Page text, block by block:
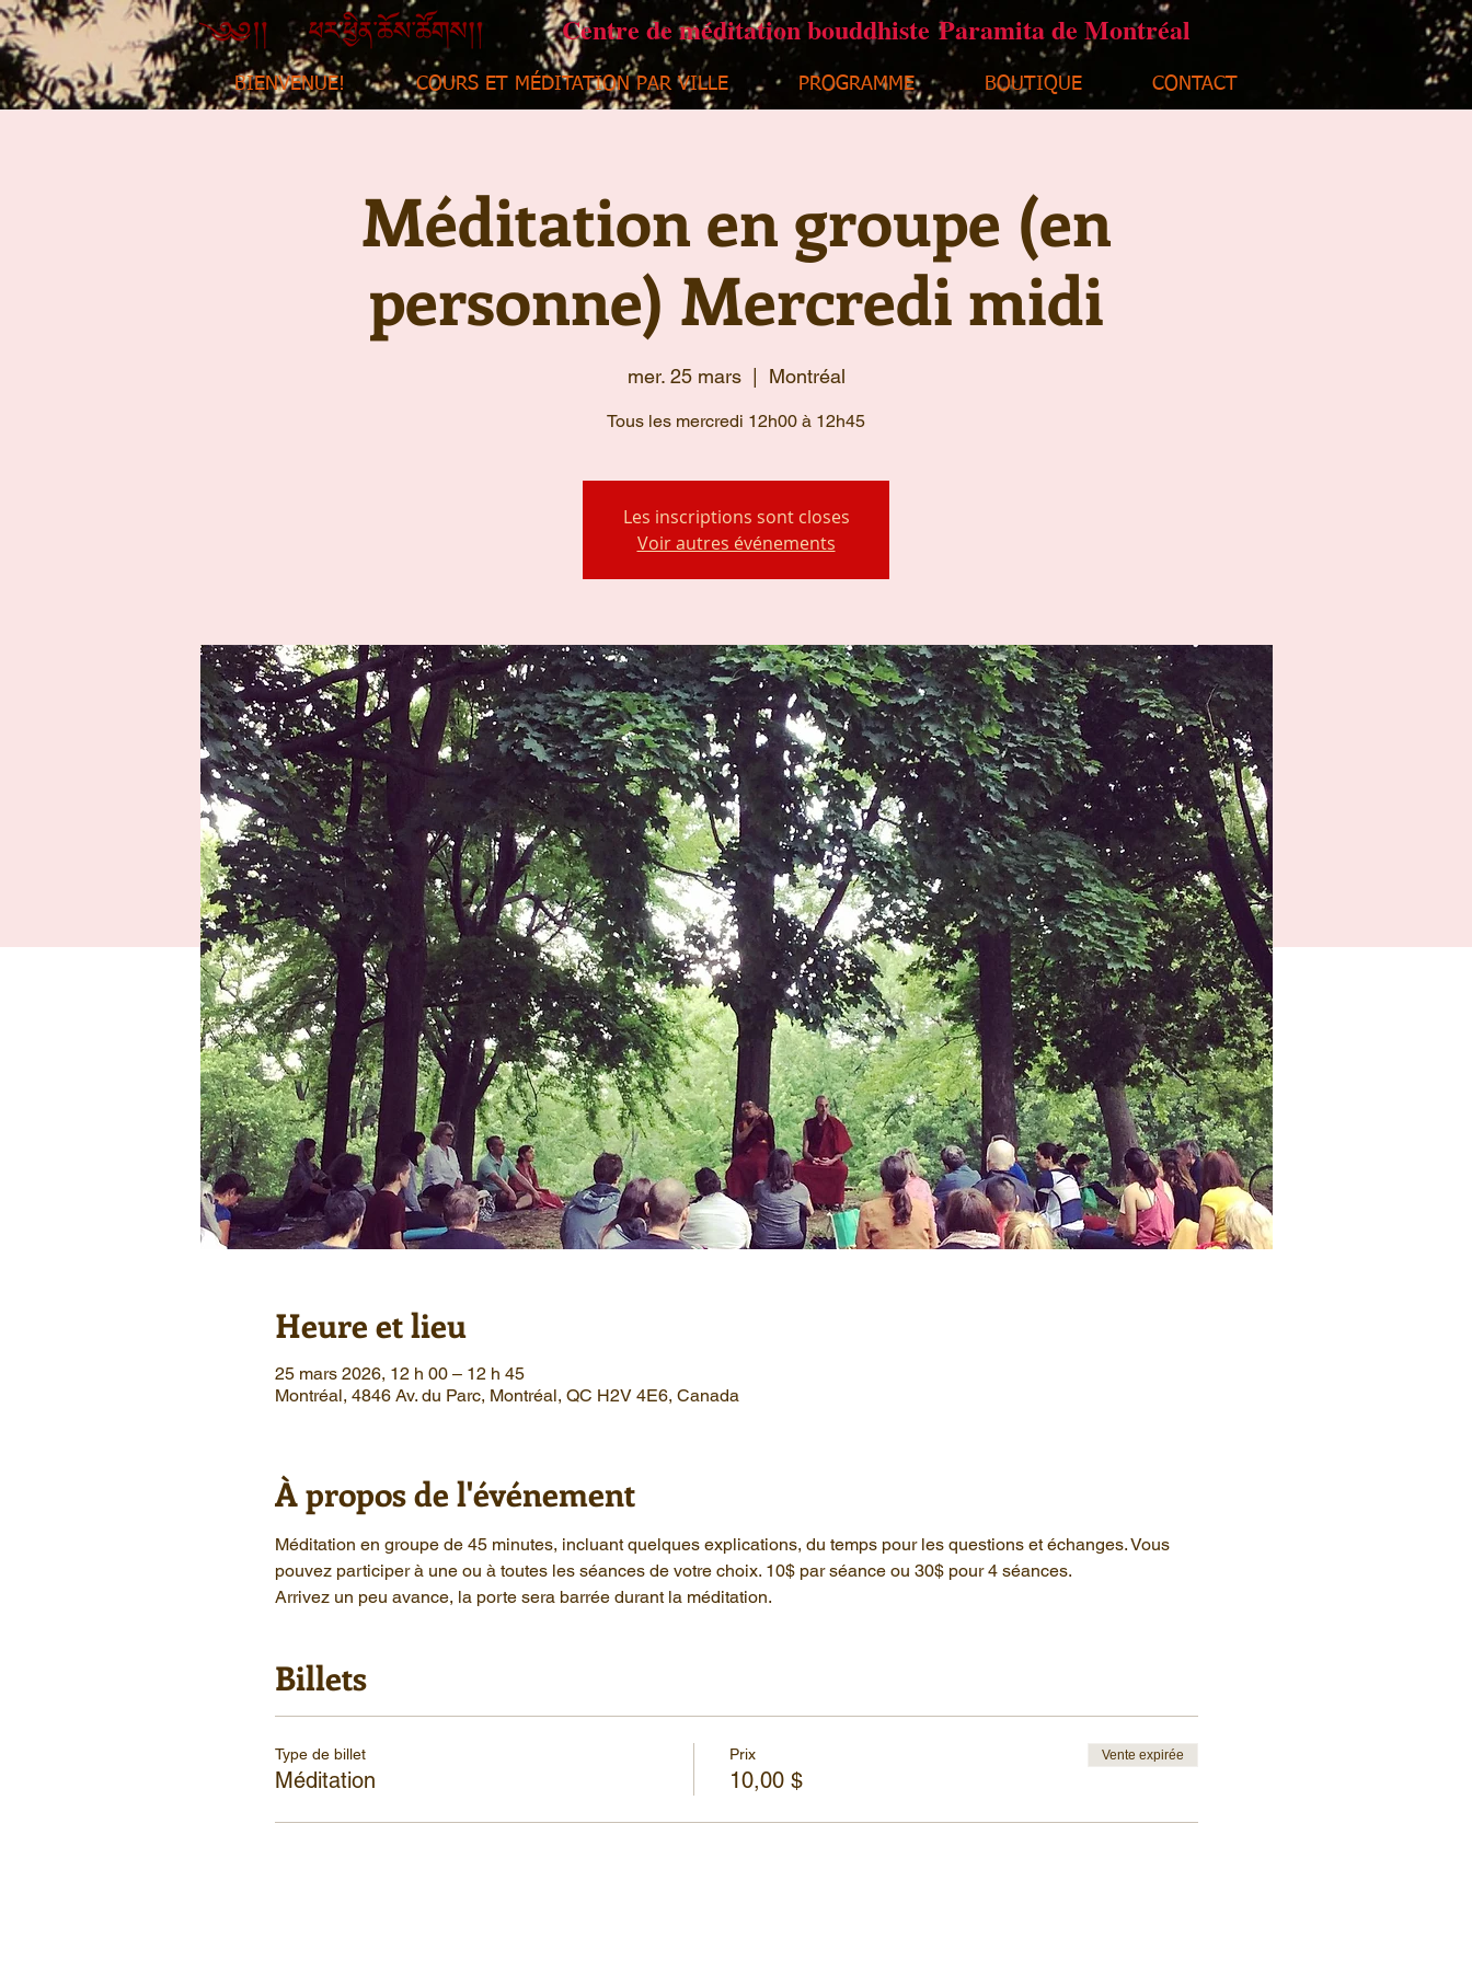
Centre de méditation bouddhiste Paramita de Montréal
BIENVENUE! COURS ET MÉDITATION PAR VILLE PROGRAMME BOUTIQUE CONTACT
Méditation en groupe (en
personne) Mercredi midi
mer. 25 mars
  |
Montréal
Tous les mercredi 12h00 à 12h45
Les inscriptions sont closes
Voir autres événements
Heure et lieu
25 mars 2026, 12 h 00 – 12 h 45
Montréal, 4846 Av. du Parc, Montréal, QC H2V 4E6, Canada
À propos de l'événement
Méditation en groupe de 45 minutes, incluant quelques explications, du temps pour les questions et échanges. Vous
pouvez participer à une ou à toutes les séances de votre choix. 10$ par séance ou 30$ pour 4 séances.
Arrivez un peu avance, la porte sera barrée durant la méditation.
Billets
Type de billet
Méditation
Prix
10,00 $
Vente expirée